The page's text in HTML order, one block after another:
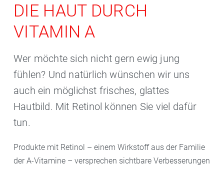
DIE HAUT DURCH
VITAMIN A
Wer möchte sich nicht gern ewig jung
fühlen? Und natürlich wünschen wir uns
auch ein möglichst frisches, glattes
Hautbild. Mit Retinol können Sie viel dafür
tun.
Produkte mit Retinol – einem Wirkstoff aus der Familie
der A-Vitamine – versprechen sichtbare Verbesserungen